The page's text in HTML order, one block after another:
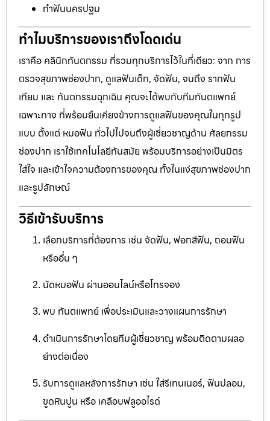
ทำฟันนครปฐม
ทำไมบริการของเราถึงโดดเด่น
เราคือ คลินิกทันตกรรม ที่รวมทุกบริการไว้ในที่เดียว: จาก การ
ตรวจสุขภาพช่องปาก, ดูแลฟันเด็ก, จัดฟัน, จนถึง รากฟัน
เทียม และ ทันตกรรมฉุกเฉิน คุณจะได้พบกับทีมทันตแพทย์
เฉพาะทาง ที่พร้อมยืนเคียงข้างการดูแลฟันของคุณในทุกรูป
แบบ ตั้งแต่ หมอฟัน ทั่วไปไปจนถึงผู้เชี่ยวชาญด้าน ศัลยกรรม
ช่องปาก เราใช้เทคโนโลยีทันสมัย พร้อมบริการอย่างเป็นมิตร
ใส่ใจ และเข้าใจความต้องการของคุณ ทั้งในแง่สุขภาพช่องปาก
และรูปลักษณ์
วิธีเข้ารับบริการ
เลือกบริการที่ต้องการ เช่น จัดฟัน, ฟอกสีฟัน, ถอนฟัน
หรืออื่น ๆ
นัดหมอฟัน ผ่านออนไลน์หรือโทรจอง
พบ ทันตแพทย์ เพื่อประเมินและวางแผนการรักษา
ดำเนินการรักษาโดยทีมผู้เชี่ยวชาญ พร้อมติดตามผลอ
ย่างต่อเนื่อง
รับการดูแลหลังการรักษา เช่น ใส่รีเทนเนอร์, ฟันปลอม,
ขูดหินปูน หรือ เคลือบฟลูออไรด์